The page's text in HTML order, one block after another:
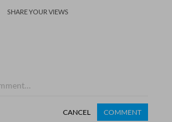
SHARE YOUR VIEWS
CANCEL COMMENT